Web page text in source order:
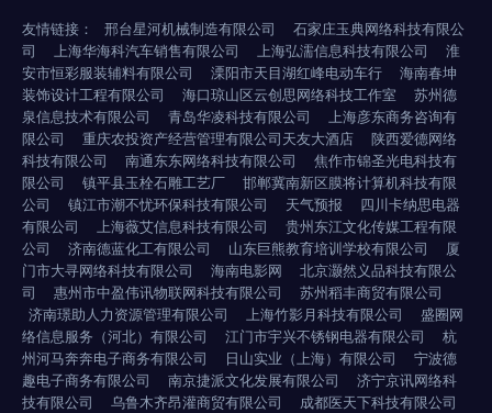
友情链接： 邢台星河机械制造有限公司
石家庄玉典网络科技有限公
司
上海华海科汽车销售有限公司 上海弘濡信息科技有限公司
淮
安市恒彩服装辅料有限公司
溧阳市天目湖红峰电动车行
海南春坤
装饰设计工程有限公司
海口琼山区云创思网络科技工作室
苏州德
泉信息技术有限公司
青岛华凌科技有限公司
上海彦东商务咨询有
限公司
重庆农投资产经营管理有限公司天友大酒店
陕西爱德网络
科技有限公司
南通东东网络科技有限公司
焦作市锦圣光电科技有
限公司
镇平县玉栓石雕工艺厂
邯郸冀南新区膜将计算机科技有限
公司
镇江市潮不忧环保科技有限公司 天气预报
四川卡纳思电器
有限公司
上海薇艾信息科技有限公司
贵州东江文化传媒工程有限
公司
济南德蓝化工有限公司 山东巨熊教育培训学校有限公司
厦
门市大寻网络科技有限公司
海南电影网
北京灏然义品科技有限公
司
惠州市中盈伟讯物联网科技有限公司
苏州稻丰商贸有限公司
济南璟助人力资源管理有限公司
上海竹影月科技有限公司
盛圈网
络信息服务（河北）有限公司
江门市宇兴不锈钢电器有限公司
杭
州河马奔奔电子商务有限公司
日山实业（上海）有限公司
宁波德
趣电子商务有限公司
南京捷派文化发展有限公司
济宁京讯网络科
技有限公司
乌鲁木齐昂灌商贸有限公司 成都医天下科技有限公司